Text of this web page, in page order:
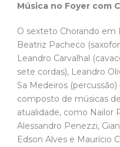
Música no Foyer com
O sexteto Chorando em
Beatriz Pacheco
Leandro Carvalhal
sete cordas), Leandro
Sa Medeiros
composto de músicas
atualidade, como Nailor
Alessandro Penezzi,
Edson Alves e Maurício